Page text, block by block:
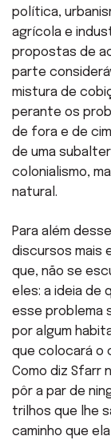
política,
agrícola e
propostas de
parte
mistura de
perante os
de fora e de
de uma
colonialismo,
natural.
Para além
discursos mais
que, não se
eles: a ideia de
esse problema
por algum
que colocará o
Como diz Sfarr
pôr a par de
trilhos que lhe
caminho que